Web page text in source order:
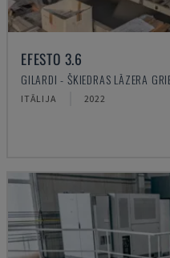
EFESTO 3.6
GILARDI - ŠĶIEDRAS LĀZERA
ITĀLIJA 2022